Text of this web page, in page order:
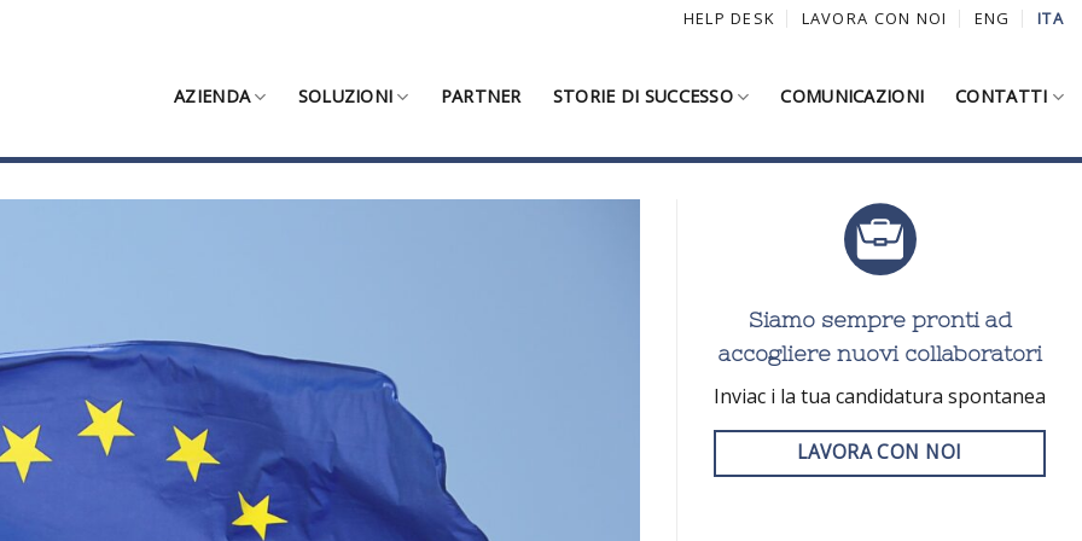
HELP DESK LAVORA CON NOI ENG ITA
AZIENDA SOLUZIONI PARTNER STORIE DI SUCCESSO COMUNICAZIONI CONTATTI
Siamo sempre pronti ad
accogliere nuovi collaboratori
Inviac i la tua candidatura spontanea
LAVORA CON NOI